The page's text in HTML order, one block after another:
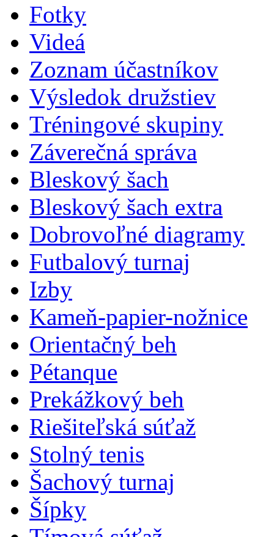
Fotky
Videá
Zoznam účastníkov
Výsledok družstiev
Tréningové skupiny
Záverečná správa
Bleskový šach
Bleskový šach extra
Dobrovoľné diagramy
Futbalový turnaj
Izby
Kameň-papier-nožnice
Orientačný beh
Pétanque
Prekážkový beh
Riešiteľská súťaž
Stolný tenis
Šachový turnaj
Šípky